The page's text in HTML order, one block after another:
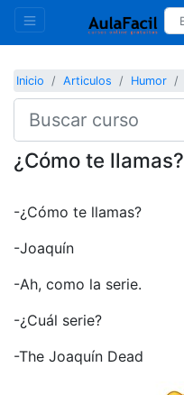
Inicio Articulos Humor
¿Cómo te llamas?
-¿Cómo te llamas?
-Joaquín
-Ah, como la serie.
-¿Cuál serie?
-The Joaquín Dead